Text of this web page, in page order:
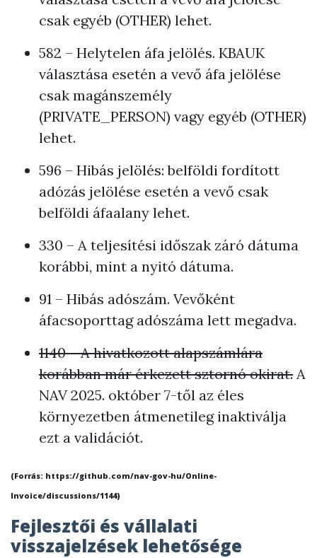
csak egyéb (OTHER) lehet.
582 – Helytelen áfa jelölés. KBAUK
választása esetén a vevő áfa jelölése
csak magánszemély
(PRIVATE_PERSON) vagy egyéb (OTHER)
lehet.
596 – Hibás jelölés: belföldi fordított
adózás jelölése esetén a vevő csak
belföldi áfaalany lehet.
330 – A teljesítési időszak záró dátuma
korábbi, mint a nyitó dátuma.
91 – Hibás adószám. Vevőként
áfacsoporttag adószáma lett megadva.
1140 – A hivatkozott alapszámlára
korábban már érkezett sztornó okirat. A
NAV 2025. október 7-től az éles
környezetben átmenetileg inaktiválja
ezt a validációt.
(Forrás: https://github.com/nav-gov-hu/Online-
Invoice/discussions/1144)
Fejlesztői és vállalati
visszajelzések lehetősége